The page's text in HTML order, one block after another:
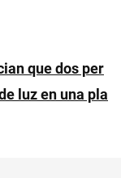
que dos per
luz en una pla